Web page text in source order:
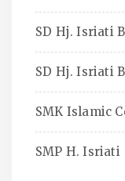
SD Hj. Isriati
SD Hj. Isriati
SMK Islamic
SMP H. Isriati